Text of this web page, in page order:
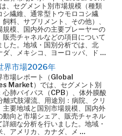
、セグメント別市場規模（種類
シ繊維、通常型トウモロコシ繊
料、サプリメント、その他）、
規模、国内外の主要プレーヤーの
販売チャネルなどの項目について
した。地域・国別分析では、北
ダ、メキシコ、ヨーロッパ、ド …
界市場2026年
市場レポート（Global
Market）では、セグメント別
心肺バイパス（CPB）、体外膜酸
式肢灌流、用途別：病院、クリ
主要地域と国別市場規模、国内外
動向と市場シェア、販売チャネル
細な分析を行いました。地域・
、アメリカ、カナダ、メ …